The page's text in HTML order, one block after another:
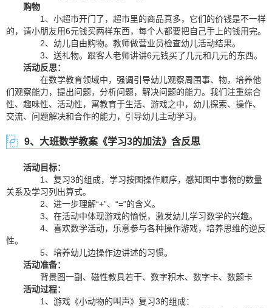
购物
1、小超市开门了，超市里的商品真多，它们的价钱是不一样
的，请小朋友用6元钱买两样东西，每个人都要把自己手上的钱用完。
2、幼儿自由购物。教师做营业员检查幼儿活动结果。
3、送礼物。跟客人老师讲讲6元钱买了几元和几元的东西。
活动反思：
在数学教育领域中，强调引导幼儿观察周围事、物，培养他
们观察能力，提出问题，分析问题，解决问题的能力。我们注重综合
性、趣味性、活动性，寓教育于生活、游戏之中，幼儿探索、操作、
交流、问题解决和合作的能力，引导幼儿主动学习。
9、大班数学教案《学习3的加法》含反思
活动目标：
1、复习3的组成，学习按图操作顺序，感知图中事物的数量
关系及学习列出算式。
2、进一步理解“+”、“=”的含义。
3、在活动中体现游戏的愉悦，激发幼儿学习数学的兴趣。
4、喜欢数学活动，乐意参与各种操作游戏，培养思维的逆反
性。
5、培养幼儿边操作边讲述的习惯。
活动准备：
背景图一副、磁性教具若干、数字积木、数字卡、数题卡
活动过程：
1、游戏《小动物的叫声》复习3的组成：